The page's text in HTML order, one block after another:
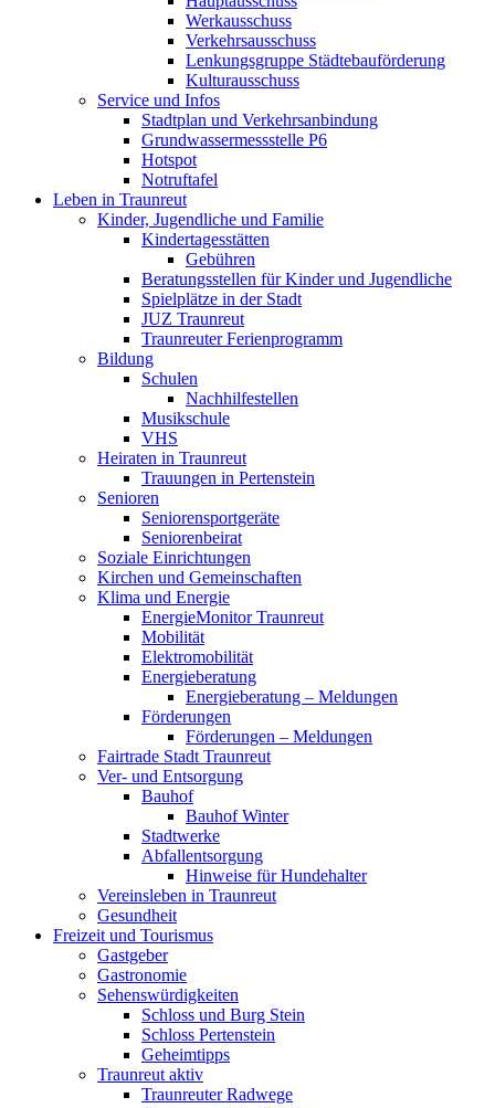
Werkausschuss
Verkehrsausschuss
Lenkungsgruppe Städtebauförderung
Kulturausschuss
Service und Infos
Stadtplan und Verkehrsanbindung
Grundwassermessstelle P6
Hotspot
Notruftafel
Leben in Traunreut
Kinder, Jugendliche und Familie
Kindertagesstätten
Gebühren
Beratungsstellen für Kinder und Jugendliche
Spielplätze in der Stadt
JUZ Traunreut
Traunreuter Ferienprogramm
Bildung
Schulen
Nachhilfestellen
Musikschule
VHS
Heiraten in Traunreut
Trauungen in Pertenstein
Senioren
Seniorensportgeräte
Seniorenbeirat
Soziale Einrichtungen
Kirchen und Gemeinschaften
Klima und Energie
EnergieMonitor Traunreut
Mobilität
Elektromobilität
Energieberatung
Energieberatung – Meldungen
Förderungen
Förderungen – Meldungen
Fairtrade Stadt Traunreut
Ver- und Entsorgung
Bauhof
Bauhof Winter
Stadtwerke
Abfallentsorgung
Hinweise für Hundehalter
Vereinsleben in Traunreut
Gesundheit
Freizeit und Tourismus
Gastgeber
Gastronomie
Sehenswürdigkeiten
Schloss und Burg Stein
Schloss Pertenstein
Geheimtipps
Traunreut aktiv
Traunreuter Radwege